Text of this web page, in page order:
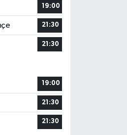
19:00
21:30
21:30
19:00
21:30
21:30